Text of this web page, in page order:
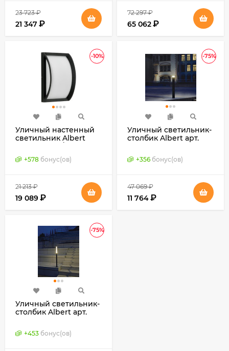
23 723 ₽
21 347 ₽
72 297 ₽
65 062₽
-10%
Уличный настенный
светильник Albert
(Германия)
+578 бонус(ов)
21 213 ₽
19 089₽
-75%
Уличный светильник-
столбик Albert арт.
+356 бонус(ов)
47 069 ₽
11 764₽
-75%
Уличный светильник-
столбик Albert арт.
+453 бонус(ов)